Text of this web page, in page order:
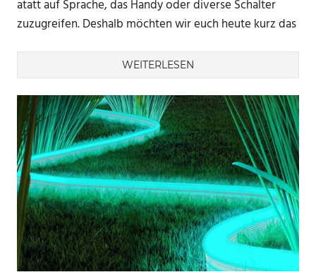
atatt auf Sprache, das Handy oder diverse Schalter
zuzugreifen. Deshalb möchten wir euch heute kurz das
WEITERLESEN